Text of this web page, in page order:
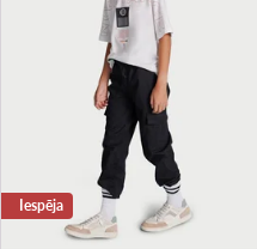
Iespēja